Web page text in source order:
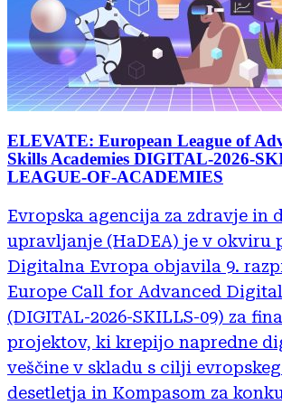
Kvantno računalništvo
Razvoj programske opreme
Razvoj spletnih rešitev
Težavnost
Osnovno
Vmesno
Napredno
ELEVATE: European League of
Skills Academies DIGITAL-2026-
LEAGUE-OF-ACADEMIES
Evropska agencija za zdravje in
upravljanje (HaDEA) je v okviru
Digitalna Evropa objavila 9.
Europe Call for Advanced
(DIGITAL-2026-SKILLS-09) za
projektov, ki krepijo napredne
veščine v skladu s cilji
desetletja in Kompasom za